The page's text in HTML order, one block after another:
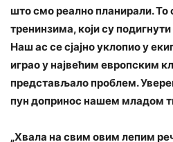
што смо реално планирали. То
тренинзима, који су
Наш ас се сјајно уклопио у
играо у највећим европским
представљало проблем.
пун допринос нашем младом
„Хвала на свим овим лепим